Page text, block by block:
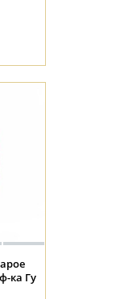
ка Гу